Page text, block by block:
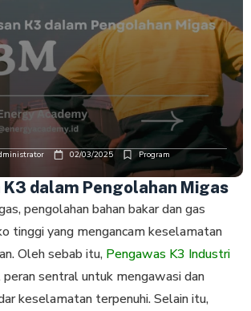
02/03/2025 Program
K3 dalam Pengolahan Migas
pengolahan bahan bakar dan gas
tinggi yang mengancam keselamatan
Oleh sebab itu, Pengawas K3 Industri
sentral untuk mengawasi dan
keselamatan terpenuhi. Selain itu,